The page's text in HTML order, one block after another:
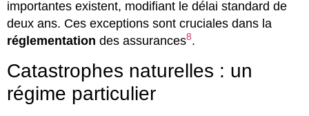
importantes existent, modifiant le délai standard de
deux ans. Ces exceptions sont cruciales dans la
réglementation des assurances8.
Catastrophes naturelles : un
régime particulier